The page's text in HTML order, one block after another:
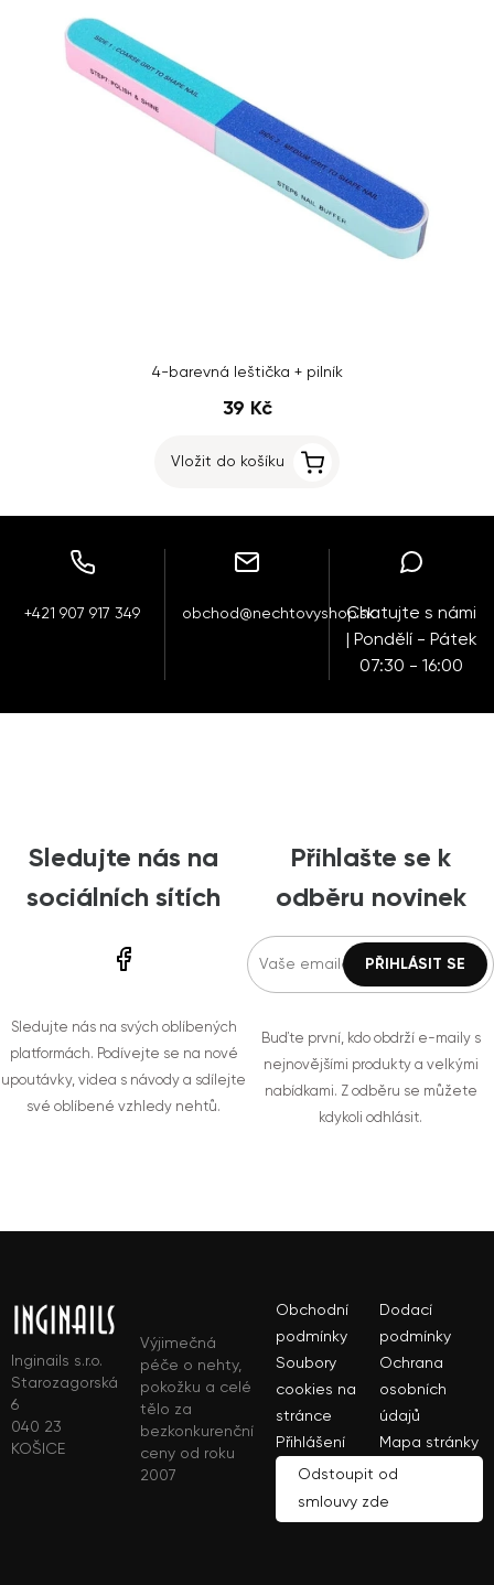
4-barevná leštička + pilník
39 Kč
Vložit do košíku
+421 907 917 349 obchod@nechtovyshop.skChatujte s námi
| Pondělí - Pátek
07:30 - 16:00
Sledujte nás na
sociálních sítích
Sledujte nás na svých oblíbených
platformách. Podívejte se na nové
upoutávky, videa s návody a sdílejte
své oblíbené vzhledy nehtů.
Přihlašte se k
odběru novinek
Buďte první, kdo obdrží e-maily s
nejnovějšími produkty a velkými
nabídkami. Z odběru se můžete
kdykoli odhlásit.
Inginails s.r.o.
Starozagorská
6
040 23
KOŠICE
Výjimečná
péče o nehty,
pokožku a celé
tělo za
bezkonkurenční
ceny od roku
2007
Obchodní
podmínky
Dodací
podmínky
Soubory
cookies na
stránce
Ochrana
osobních
údajů
Přihlášení
Mapa stránky
Odstoupit od
smlouvy zde